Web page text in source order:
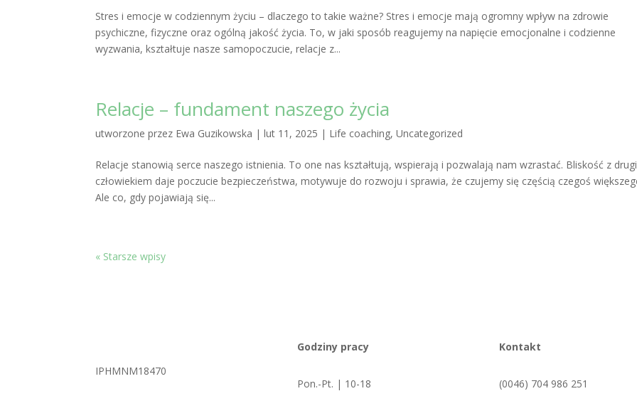
Stres i emocje w codziennym życiu – dlaczego to takie ważne? Stres i emocje mają ogromny wpływ na zdrowie
psychiczne, fizyczne oraz ogólną jakość życia. To, w jaki sposób reagujemy na napięcie emocjonalne i codzienne
wyzwania, kształtuje nasze samopoczucie, relacje z...
Relacje – fundament naszego życia
utworzone przez Ewa Guzikowska |lut 11, 2025 | Life coaching,Uncategorized
Relacje stanowią serce naszego istnienia. To one nas kształtują, wspierają i pozwalają nam wzrastać. Bliskość z
człowiekiem daje poczucie bezpieczeństwa, motywuje do rozwoju i sprawia, że czujemy się częścią czegoś
Ale co, gdy pojawiają się...
« Starsze wpisy
IPHMNM18470
Godziny pracy
Pon.-Pt. | 10-18
Kontakt
(0046) 704 986 251